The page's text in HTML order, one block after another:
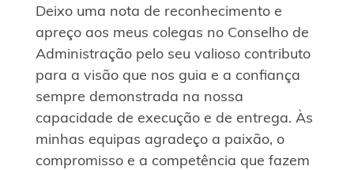
Deixo uma nota de reconhecimento e
apreço aos meus colegas no Conselho de
Administração pelo seu valioso contributo
para a visão que nos guia e a confiança
sempre demonstrada na nossa
capacidade de execução e de entrega. Às
minhas equipas agradeço a paixão, o
compromisso e a competência que fazem